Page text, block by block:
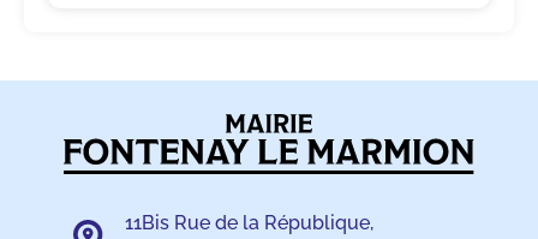
11Bis Rue de la République,